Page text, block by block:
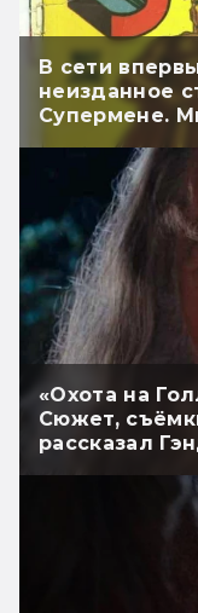
В сети
неизданное
Супермене.
«Охота на
Сюжет,
рассказал